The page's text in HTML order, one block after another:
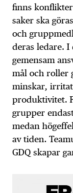
finns
saker ska
och
deras ledare. I
gemensam
mål och roller
minskar,
produktivitet.
grupper
medan
av tiden.
GDQ skapar